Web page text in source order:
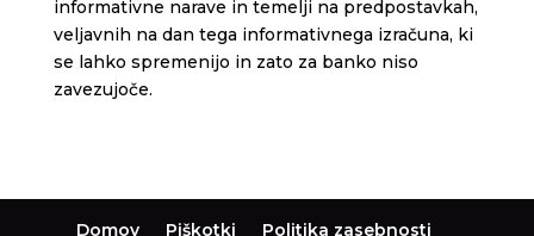
informativne narave in temelji na predpostavkah,
veljavnih na dan tega informativnega izračuna, ki
se lahko spremenijo in zato za banko niso
zavezujoče.
Domov Piškotki Politika zasebnosti